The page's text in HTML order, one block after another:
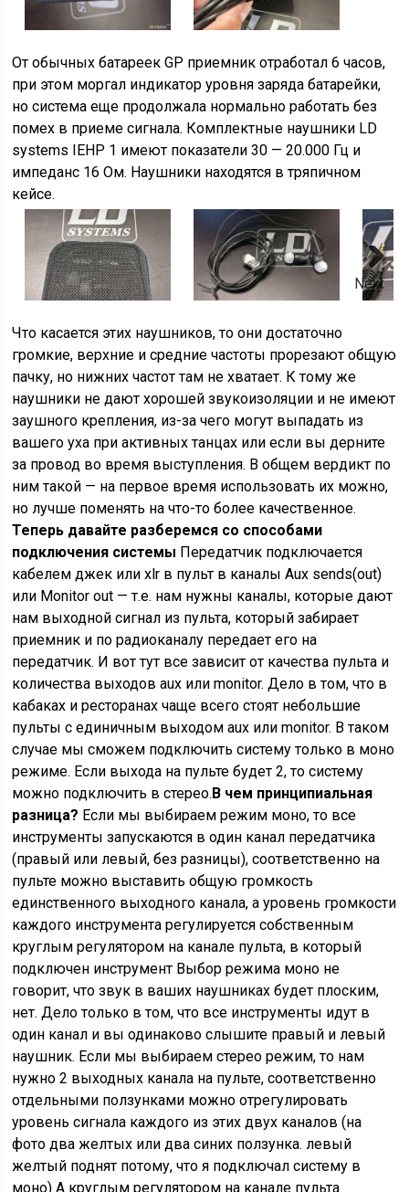
От обычных батареек GP приемник отработал 6 часов,
при этом моргал индикатор уровня заряда батарейки,
но система еще продолжала нормально работать без
помех в приеме сигнала. Комплектные наушники LD
systems IEHP 1 имеют показатели 30 — 20.000 Гц и
импеданс 16 Ом. Наушники находятся в тряпичном
кейсе.
Next
Что касается этих наушников, то они достаточно
громкие, верхние и средние частоты прорезают общую
пачку, но нижних частот там не хватает. К тому же
наушники не дают хорошей звукоизоляции и не имеют
заушного крепления, из-за чего могут выпадать из
вашего уха при активных танцах или если вы дерните
за провод во время выступления. В общем вердикт по
ним такой — на первое время использовать их можно,
но лучше поменять на что-то более качественное.
Теперь давайте разберемся со способами
подключения системы Передатчик подключается
кабелем джек или xlr в пульт в каналы Aux sends(out)
или Monitor out — т.е. нам нужны каналы, которые дают
нам выходной сигнал из пульта, который забирает
приемник и по радиоканалу передает его на
передатчик. И вот тут все зависит от качества пульта и
количества выходов aux или monitor. Дело в том, что в
кабаках и ресторанах чаще всего стоят небольшие
пульты с единичным выходом aux или monitor. В таком
случае мы сможем подключить систему только в моно
режиме. Если выхода на пульте будет 2, то систему
можно подключить в стерео.В чем принципиальная
разница? Если мы выбираем режим моно, то все
инструменты запускаются в один канал передатчика
(правый или левый, без разницы), соответственно на
пульте можно выставить общую громкость
единственного выходного канала, а уровень громкости
каждого инструмента регулируется собственным
круглым регулятором на канале пульта, в который
подключен инструмент Выбор режима моно не
говорит, что звук в ваших наушниках будет плоским,
нет. Дело только в том, что все инструменты идут в
один канал и вы одинаково слышите правый и левый
наушник. Если мы выбираем стерео режим, то нам
нужно 2 выходных канала на пульте, соответственно
отдельными ползунками можно отрегулировать
уровень сигнала каждого из этих двух каналов (на
фото два желтых или два синих ползунка. левый
желтый поднят потому, что я подключал систему в
моно) А круглым регулятором на канале пульта